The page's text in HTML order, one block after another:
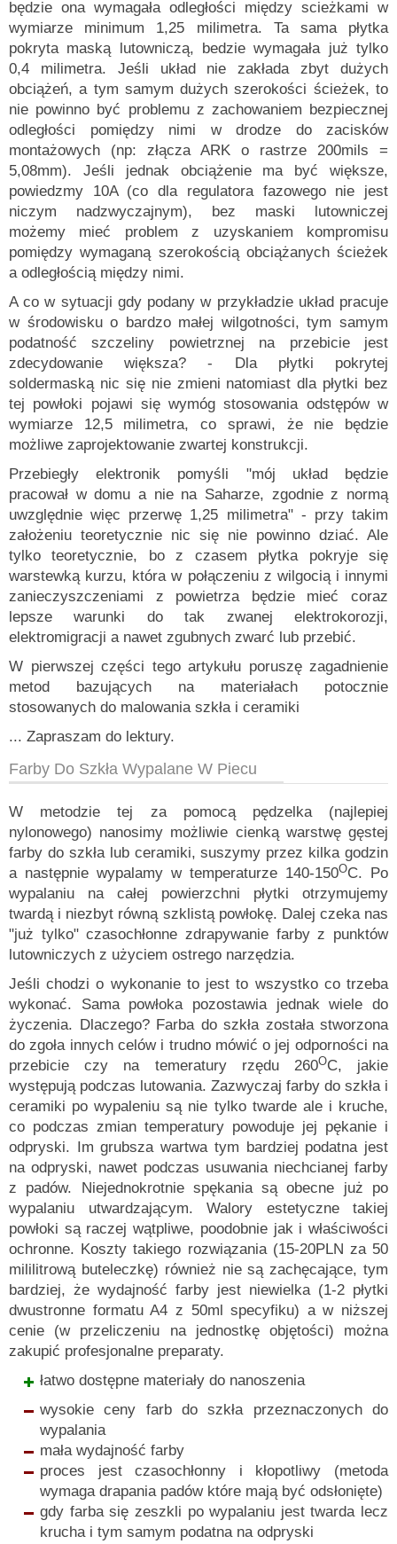
będzie ona wymagała odległości między scieżkami w
wymiarze minimum 1,25 milimetra. Ta sama płytka
pokryta maską lutowniczą, bedzie wymagała już tylko
0,4 milimetra. Jeśli układ nie zakłada zbyt dużych
obciążeń, a tym samym dużych szerokości ścieżek, to
nie powinno być problemu z zachowaniem bezpiecznej
odległości pomiędzy nimi w drodze do zacisków
montażowych (np: złącza ARK o rastrze 200mils =
5,08mm). Jeśli jednak obciążenie ma być większe,
powiedzmy 10A (co dla regulatora fazowego nie jest
niczym nadzwyczajnym), bez maski lutowniczej
możemy mieć problem z uzyskaniem kompromisu
pomiędzy wymaganą szerokością obciążanych ścieżek
a odległością między nimi.
A co w sytuacji gdy podany w przykładzie układ pracuje
w środowisku o bardzo małej wilgotności, tym samym
podatność szczeliny powietrznej na przebicie jest
zdecydowanie większa? - Dla płytki pokrytej
soldermaską nic się nie zmieni natomiast dla płytki bez
tej powłoki pojawi się wymóg stosowania odstępów w
wymiarze 12,5 milimetra, co sprawi, że nie będzie
możliwe zaprojektowanie zwartej konstrukcji.
Przebiegły elektronik pomyśli "mój układ będzie
pracował w domu a nie na Saharze, zgodnie z normą
uwzględnie więc przerwę 1,25 milimetra" - przy takim
założeniu teoretycznie nic się nie powinno dziać. Ale
tylko teoretycznie, bo z czasem płytka pokryje się
warstewką kurzu, która w połączeniu z wilgocią i innymi
zanieczyszczeniami z powietrza będzie mieć coraz
lepsze warunki do tak zwanej elektrokorozji,
elektromigracji a nawet zgubnych zwarć lub przebić.
W pierwszej części tego artykułu poruszę zagadnienie
metod bazujących na materiałach potocznie
stosowanych do malowania szkła i ceramiki
... Zapraszam do lektury.
Farby Do Szkła Wypalane W Piecu
W metodzie tej za pomocą pędzelka (najlepiej
nylonowego) nanosimy możliwie cienką warstwę gęstej
farby do szkła lub ceramiki, suszymy przez kilka godzin
a następnie wypalamy w temperaturze 140-150OC. Po
wypalaniu na całej powierzchni płytki otrzymujemy
twardą i niezbyt równą szklistą powłokę. Dalej czeka nas
"już tylko" czasochłonne zdrapywanie farby z punktów
lutowniczych z użyciem ostrego narzędzia.
Jeśli chodzi o wykonanie to jest to wszystko co trzeba
wykonać. Sama powłoka pozostawia jednak wiele do
życzenia. Dlaczego? Farba do szkła została stworzona
do zgoła innych celów i trudno mówić o jej odporności na
przebicie czy na temeratury rzędu 260OC, jakie
występują podczas lutowania. Zazwyczaj farby do szkła i
ceramiki po wypaleniu są nie tylko twarde ale i kruche,
co podczas zmian temperatury powoduje jej pękanie i
odpryski. Im grubsza wartwa tym bardziej podatna jest
na odpryski, nawet podczas usuwania niechcianej farby
z padów. Niejednokrotnie spękania są obecne już po
wypalaniu utwardzającym. Walory estetyczne takiej
powłoki są raczej wątpliwe, poodobnie jak i właściwości
ochronne. Koszty takiego rozwiązania (15-20PLN za 50
mililitrową buteleczkę) również nie są zachęcające, tym
bardziej, że wydajność farby jest niewielka (1-2 płytki
dwustronne formatu A4 z 50ml specyfiku) a w niższej
cenie (w przeliczeniu na jednostkę objętości) można
zakupić profesjonalne preparaty.
łatwo dostępne materiały do nanoszenia
wysokie ceny farb do szkła przeznaczonych do
wypalania
mała wydajność farby
proces jest czasochłonny i kłopotliwy (metoda
wymaga drapania padów które mają być odsłonięte)
gdy farba się zeszkli po wypalaniu jest twarda lecz
krucha i tym samym podatna na odpryski